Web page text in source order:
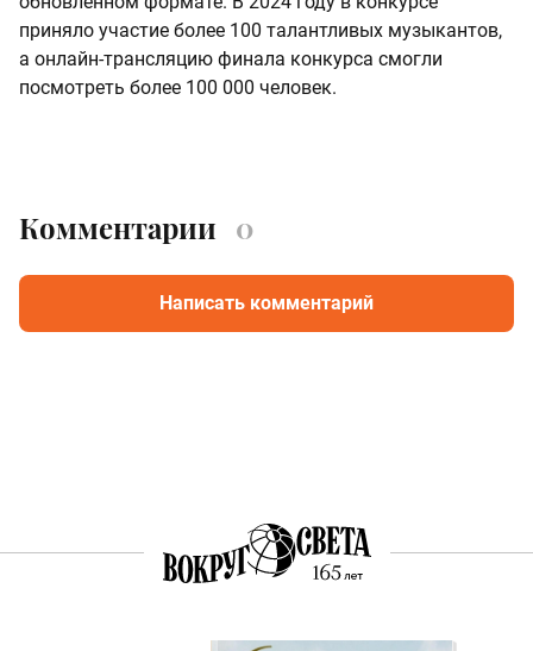
приняло участие более 100 талантливых музыкантов,
а онлайн-трансляцию финала конкурса смогли
посмотреть более 100 000 человек.
Комментарии 0
Написать комментарий